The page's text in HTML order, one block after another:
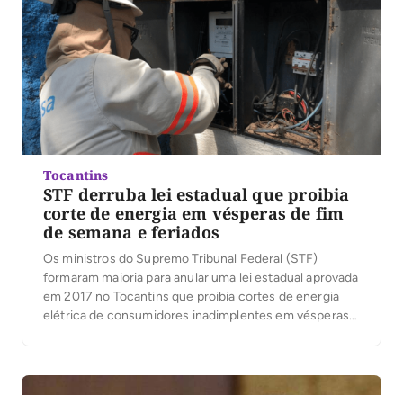
Tocantins
STF derruba lei estadual que proibia
corte de energia em vésperas de fim
de semana e feriados
Os ministros do Supremo Tribunal Federal (STF)
formaram maioria para anular uma lei estadual aprovada
em 2017 no Tocantins que proibia cortes de energia
elétrica de consumidores inadimplentes em vésperas
Rosa Weber, que entendeu a norma como